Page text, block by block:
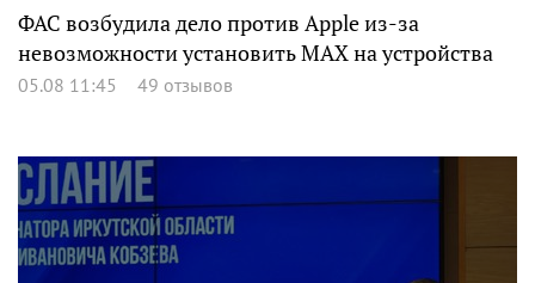
ФАС возбудила дело против Apple из-за
невозможности установить MAX на устройства
05.08 11:45 49 отзывов